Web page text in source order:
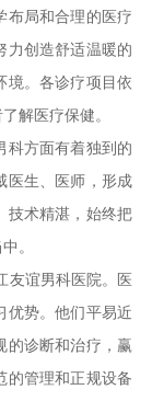
局和合理的医疗
力创造舒适温暖的
境。各诊疗项目依
解医疗保健。
方面有着独到的
医生、医师，形成
技术精湛，始终把
。
谊男科医院。医
优势。他们平易近
的诊断和治疗，赢
的管理和正规设备